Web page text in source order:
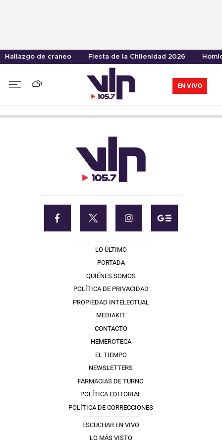
Hallazgo de craneo Fiesta de la Chilenidad 2026
EN VIVO
LO ÚLTIMO
PORTADA
QUIÉNES SOMOS
POLÍTICA DE PRIVACIDAD
PROPIEDAD INTELECTUAL
MEDIAKIT
CONTACTO
HEMEROTECA
EL TIEMPO
NEWSLETTERS
FARMACIAS DE TURNO
POLÍTICA EDITORIAL
POLÍTICA DE CORRECCIONES
ESCUCHAR EN VIVO
LO MÁS VISTO